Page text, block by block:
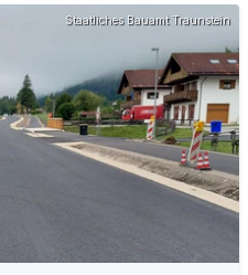
Staatliches Bauamt Traunstein